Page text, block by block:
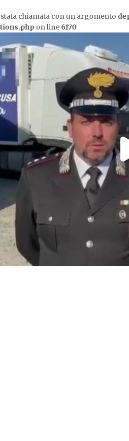
chiamata con un argomento
on line 6170